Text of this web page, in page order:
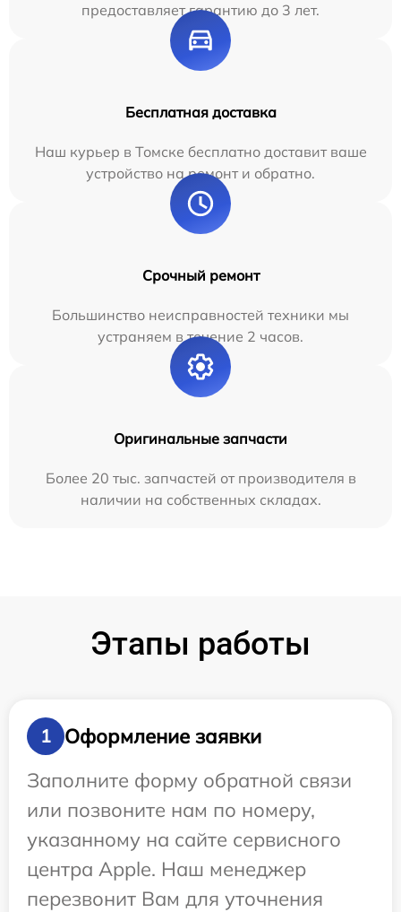
предоставляет гарантию до 3 лет.
Бесплатная доставка
Наш курьер в Томске бесплатно доставит ваше
устройство на ремонт и обратно.
Срочный ремонт
Большинство неисправностей техники мы
устраняем в течение 2 часов.
Оригинальные запчасти
Более 20 тыс. запчастей от производителя в
наличии на собственных складах.
Этапы работы
1
Оформление заявки
Заполните форму обратной связи
или позвоните нам по номеру,
указанному на сайте сервисного
центра Apple. Наш менеджер
перезвонит Вам для уточнения